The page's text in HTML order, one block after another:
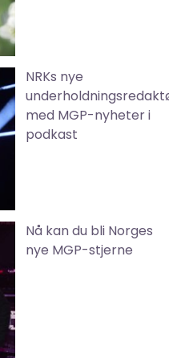
NRKs nye
underholdningsredaktør
med MGP-nyheter i
podkast
Nå kan du bli Norges
nye MGP-stjerne